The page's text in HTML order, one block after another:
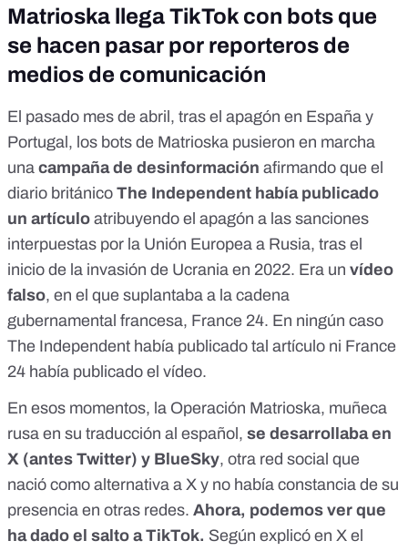
Matrioska llega TikTok con bots que
se hacen pasar por reporteros de
medios de comunicación
El pasado mes de abril, tras el apagón en España y
Portugal, los bots de Matrioska pusieron en marcha
una campaña de desinformación afirmando que el
diario británico The Independent había publicado
un artículo atribuyendo el apagón a las sanciones
interpuestas por la Unión Europea a Rusia, tras el
inicio de la invasión de Ucrania en 2022. Era un vídeo
falso, en el que suplantaba a la cadena
gubernamental francesa, France 24. En ningún caso
The Independent había publicado tal artículo ni France
24 había publicado el vídeo.
En esos momentos, la Operación Matrioska, muñeca
rusa en su traducción al español, se desarrollaba en
X (antes Twitter) y BlueSky, otra red social que
nació como alternativa a X y no había constancia de su
presencia en otras redes. Ahora, podemos ver que
ha dado el salto a TikTok. Según explicó en X el